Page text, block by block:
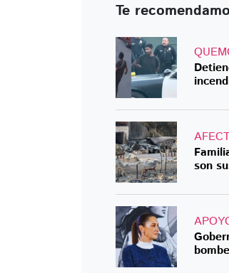
Te
son